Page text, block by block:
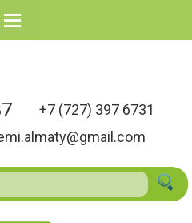
+7 (727) 397 6731